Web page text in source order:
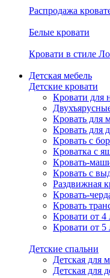
Распродажа
Белые кровати
Кровати в стиле
Детская мебель
Детские кровати
Кровати для
Кровать для
Кровать для
Кровать с
Кроватка с
Кровать-
Кровать с
Раздвижная
Кровать-
Кровать
Кровати от 4
Кровати от 5
Детские спальни
Детская для
Детская для